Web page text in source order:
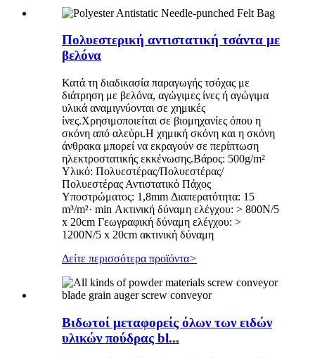
Πολυεστερική αντιστατική τσάντα με
βελόνα
Κατά τη διαδικασία παραγωγής τσόχας με
διάτρηση με βελόνα, αγώγιμες ίνες ή αγώγιμα
υλικά αναμιγνύονται σε χημικές
ίνες.Χρησιμοποιείται σε βιομηχανίες όπου η
σκόνη από αλεύρι.Η χημική σκόνη και η σκόνη
άνθρακα μπορεί να εκραγούν σε περίπτωση
ηλεκτροστατικής εκκένωσης.Βάρος: 500g/m²
Υλικό: Πολυεστέρας/Πολυεστέρας/
Πολυεστέρας Αντιστατικό Πάχος
Υποστρώματος: 1,8mm Διαπερατότητα: 15
m³/m²· min Ακτινική δύναμη ελέγχου: > 800N/5
x 20cm Γεωγραφική δύναμη ελέγχου: >
1200N/5 x 20cm ακτινική δύναμη
Δείτε περισσότερα προϊόντα>
Βιδωτοί μεταφορείς όλων των ειδών
υλικών πούδρας bl...